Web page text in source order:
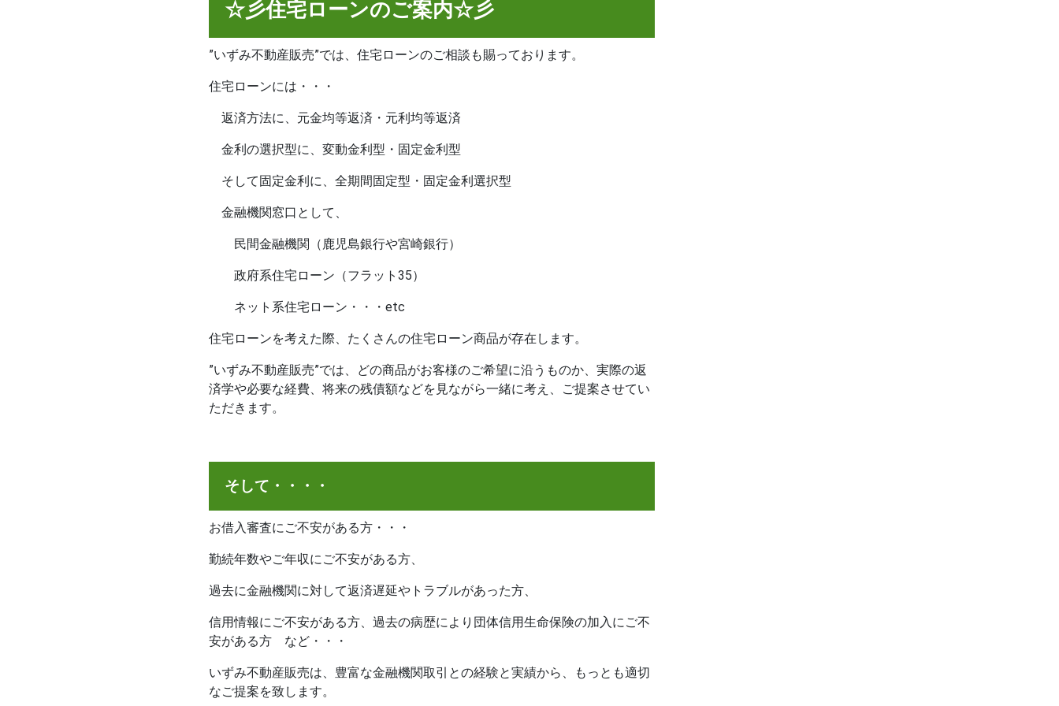
☆彡住宅ローンのご案内☆彡
”いずみ不動産販売”では、住宅ローンのご相談も賜っております。
住宅ローンには・・・
返済方法に、元金均等返済・元利均等返済
金利の選択型に、変動金利型・固定金利型
そして固定金利に、全期間固定型・固定金利選択型
金融機関窓口として、
民間金融機関（鹿児島銀行や宮崎銀行）
政府系住宅ローン（フラット35）
ネット系住宅ローン・・・etc
住宅ローンを考えた際、たくさんの住宅ローン商品が存在します。
”いずみ不動産販売”では、どの商品がお客様のご希望に沿うものか、実際の返
済学や必要な経費、将来の残債額などを見ながら一緒に考え、ご提案させてい
ただきます。
そして・・・・
お借入審査にご不安がある方・・・
勤続年数やご年収にご不安がある方、
過去に金融機関に対して返済遅延やトラブルがあった方、
信用情報にご不安がある方、過去の病歴により団体信用生命保険の加入にご不
安がある方 など・・・
いずみ不動産販売は、豊富な金融機関取引との経験と実績から、もっとも適切
なご提案を致します。